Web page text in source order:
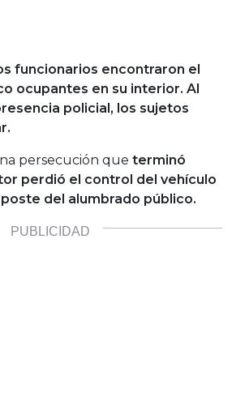
funcionarios encontraron el
ocupantes en su interior. Al
policial, los sujetos
persecución que terminó
perdió el control del vehículo
del alumbrado público.